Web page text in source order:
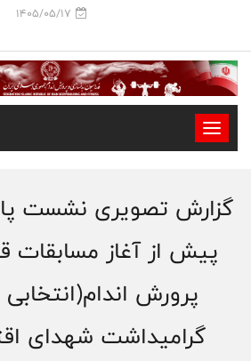
1405/05/17
-
-
-
-
گزارش تصویری نشست
پیش از آغاز مسابقات
پرورش
گرامیداشت شهدای